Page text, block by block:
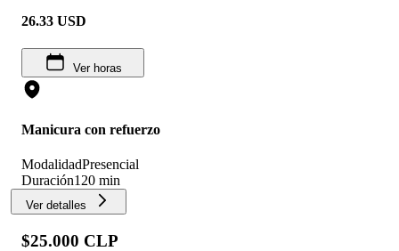
26.33 USD
Ver horas
Manicura con refuerzo
ModalidadPresencial
Duración120 min
Ver detalles
$25.000 CLP